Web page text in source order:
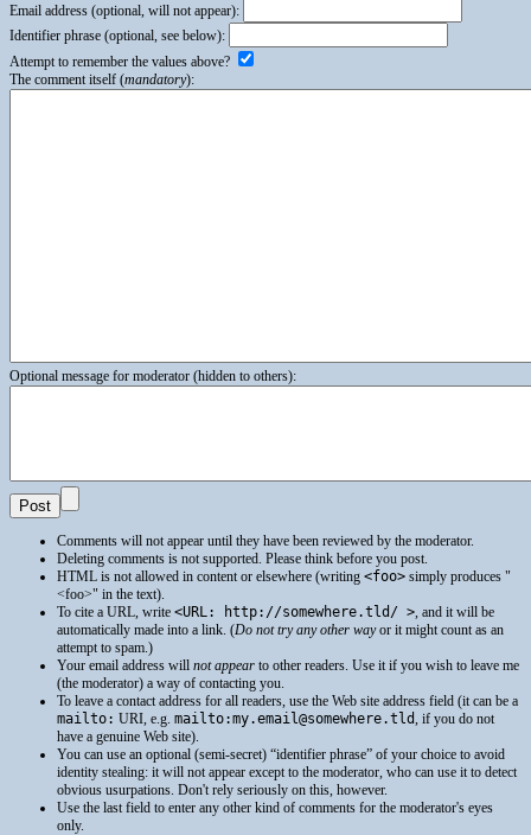
Email address (optional, will not appear):
Identifier phrase (optional, see below):
Attempt to remember the values above?
The comment itself (mandatory):
Optional message for moderator (hidden to others):
Comments will not appear until they have been reviewed by the moderator.
Deleting comments is not supported. Please think before you post.
HTML is not allowed in content or elsewhere (writing <foo> simply produces
<foo>
in the text).
To cite a URL, write <URL: http://somewhere.tld/ >, and it will be
automatically made into a link. (Do not try any other wayor it might count as an
attempt to spam.)
Your email address will not appear to other readers. Use it if you wish to leave me
(the moderator) a way of contacting you.
To leave a contact address for all readers, use the Web site address field (it can be a
mailto: URI, e.g. mailto:my.email@somewhere.tld, if you do not
have a genuine Web site).
You can use an optional (semi-secret) “identifier phrase” of your choice to avoid
identity stealing: it will not appear except to the moderator, who can use it to detect
obvious usurpations. Don't rely seriously on this, however.
Use the last field to enter any other kind of comments for the moderator's eyes
only.